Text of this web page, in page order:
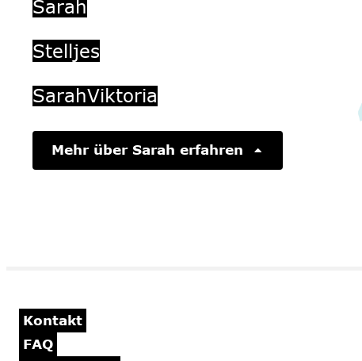
Stelljes
SarahViktoria
Mehr über Sarah erfahren
Kontakt
FAQ